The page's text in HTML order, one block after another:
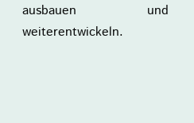
ausbauen und
weiterentwickeln.